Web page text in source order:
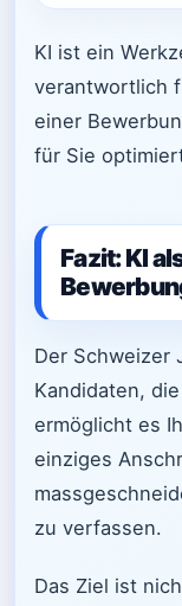
KI ist ein
verantwortlich
einer
für Sie
Fazit: KI
Der Schweizer
Kandidaten,
ermöglicht es
einziges
zu verfassen.
Das Ziel ist